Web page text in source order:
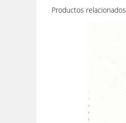
Productos relacionados